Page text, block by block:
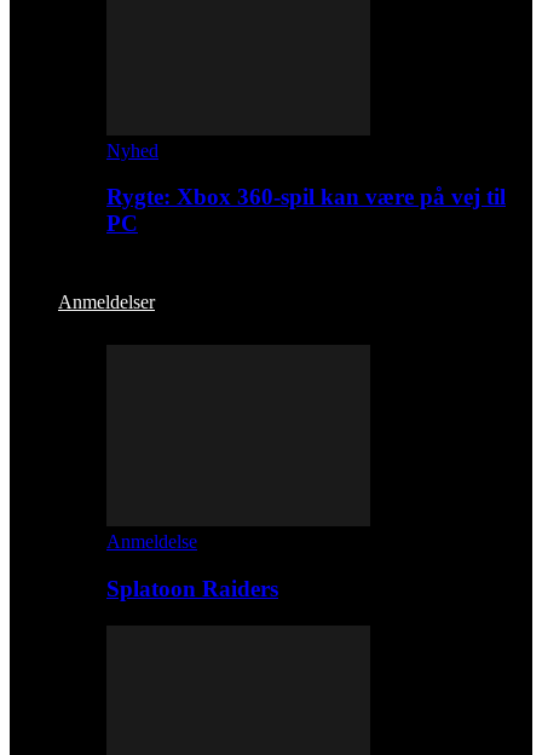
Nyhed
Rygte: Xbox 360-spil kan være på vej til
PC
Anmeldelser
Anmeldelse
Splatoon Raiders